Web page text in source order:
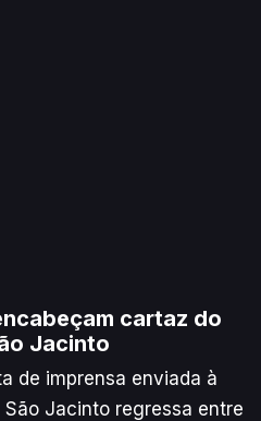
cartaz do
Jacinto
de imprensa enviada à
São Jacinto regressa entre